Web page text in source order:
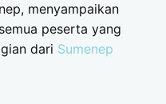
menyampaikan
peserta yang
dari Sumenep